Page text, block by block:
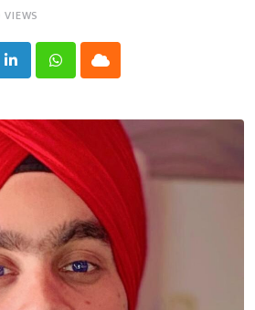
VIEWS
LinkedInWhatsappCloud